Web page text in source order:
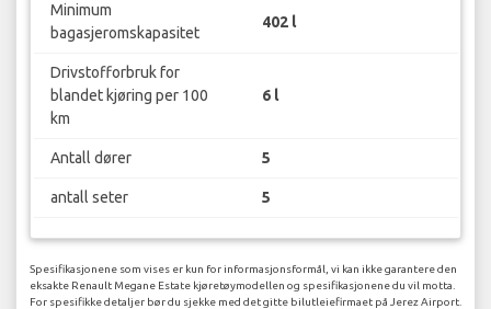
Minimum
bagasjeromskapasitet
402 l
Drivstofforbruk for
blandet kjøring per 100
km
6 l
Antall dører 5
antall seter 5
Spesifikasjonene som vises er kun for informasjonsformål, vi kan ikke garantere den
eksakte Renault Megane Estate kjøretøymodellen og spesifikasjonene du vil motta.
For spesifikke detaljer bør du sjekke med det gitte bilutleiefirmaet på Jerez Airport.